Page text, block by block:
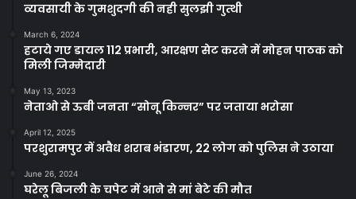
व्यवसायी के गुमशुदगी की नही सुलझी गुत्थी
March 6, 2024
हटाये गए डायल 112 प्रभारी, आरक्षण सेट करने में मोहन पाठक को
मिली जिम्मेदारी
May 13, 2023
नेताओ से ऊबी जनता “सोनू किन्नर” पर जताया भरोसा
April 12, 2025
परशुरामपुर में अवैध शराब भंडारण, 22 लोग को पुलिस ने उठाया
June 26, 2024
घरेलू बिजली के चपेट में आने से मां बेटे की मौत